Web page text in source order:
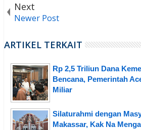
Next
Newer Post
ARTIKEL TERKAIT
Rp 2,5 Triliun Dana
Bencana, Pemerintah
Miliar
Silaturahmi dengan
Makassar, Kak Na